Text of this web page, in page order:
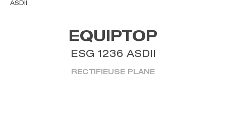
ASDII
EQUIPTOP
ESG 1236 ASDII
RECTIFIEUSE PLANE